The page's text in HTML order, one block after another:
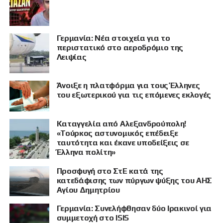
ΠΡΟΒΟΛΗ
Γερμανία: Νέα στοιχεία για το
περιστατικό στο αεροδρόμιο της
Λειψίας
Άνοιξε η πλατφόρμα για τους Έλληνες
του εξωτερικού για τις επόμενες εκλογές
Καταγγελία από Αλεξανδρούπολη!
«Τούρκος αστυνομικός επέδειξε
ταυτότητα και έκανε υποδείξεις σε
Έλληνα πολίτη»
Προσφυγή στο ΣτΕ κατά της
κατεδάφισης των πύργων ψύξης του ΑΗΣ
Αγίου Δημητρίου
Γερμανία: Συνελήφθησαν δύο Ιρακινοί για
συμμετοχή στο ISIS